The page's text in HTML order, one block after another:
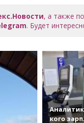
, а также
. Будет
кого